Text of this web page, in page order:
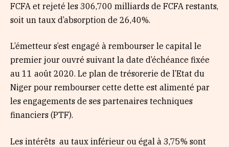
FCFA et rejeté les 306,700 milliards de FCFA restants,
soit un taux d’absorption de 26,40%.
L’émetteur s’est engagé à rembourser le capital le
premier jour ouvré suivant la date d’échéance fixée
au 11 août 2020. Le plan de trésorerie de l’Etat du
Niger pour rembourser cette dette est alimenté par
les engagements de ses partenaires techniques
financiers (PTF).
Les intérêts au taux inférieur ou égal à 3,75% sont